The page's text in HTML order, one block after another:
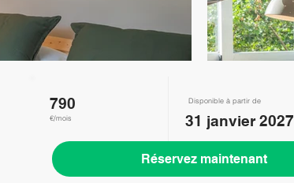
790
€/mois
Réservez maintenant
Disponible à partir de
31 janvier 2027